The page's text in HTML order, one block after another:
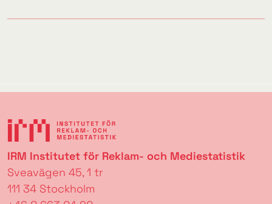
IRM Institutet för Reklam- och Mediestatistik
Sveavägen 45, 1 tr
111 34 Stockholm